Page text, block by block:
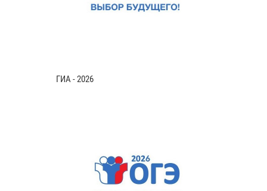
ГИА - 2026